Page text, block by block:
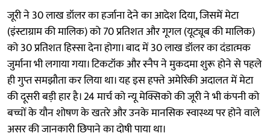
जूरी ने 30 लाख डॉलर का हर्जाना देने का आदेश दिया, जिसमें मेटा
(इंस्टाग्राम की मालिक) को 70 प्रतिशत और गूगल (यूट्यूब की मालिक)
को 30 प्रतिशत हिस्सा देना होगा। बाद में 30 लाख डॉलर का दंडात्मक
जुर्माना भी लगाया गया। टिकटॉक और स्नैप ने मुकदमा शुरू होने से पहले
ही गुप्त समझौता कर लिया था। यह इस हफ्ते अमेरिकी अदालत में मेटा
की दूसरी बड़ी हार है। 24 मार्च को न्यू मेक्सिको की जूरी ने भी कंपनी को
बच्चों के यौन शोषण के खतरे और उनके मानसिक स्वास्थ्य पर होने वाले
असर की जानकारी छिपाने का दोषी पाया था।